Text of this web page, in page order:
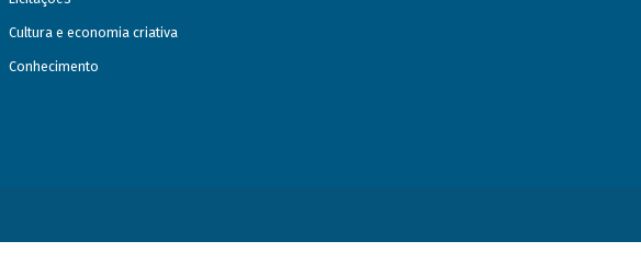
Cultura e economia criativa
Conhecimento